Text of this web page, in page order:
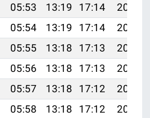
05:53 13:19 17:14
20:34
05:54 13:19 17:14
20:33
05:55 13:18 17:13
20:32
05:56 13:18 17:13
20:31
05:57 13:18 17:12
20:30
05:58 13:18 17:12
20:29